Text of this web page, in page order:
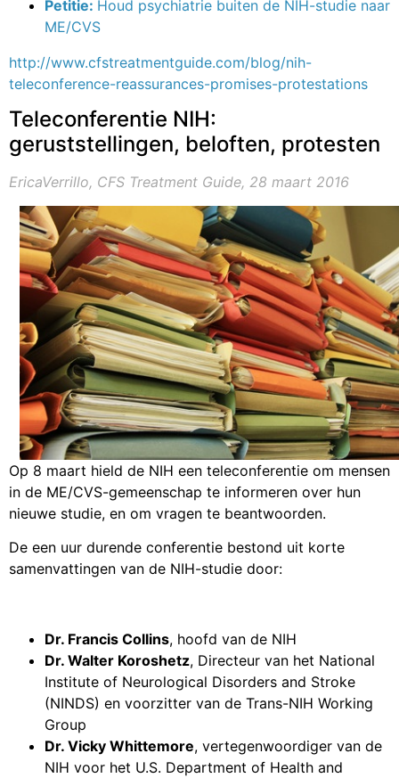
Petitie: Houd psychiatrie buiten de NIH-studie naar
ME/CVS
http://www.cfstreatmentguide.com/blog/nih-
teleconference-reassurances-promises-protestations
Teleconferentie NIH:
geruststellingen, beloften, protesten
EricaVerrillo, CFS Treatment Guide, 28 maart 2016
Op 8 maart hield de NIH een teleconferentie om mensen
in de ME/CVS-gemeenschap te informeren over hun
nieuwe studie, en om vragen te beantwoorden.
De een uur durende conferentie bestond uit korte
samenvattingen van de NIH-studie door:
Dr. Francis Collins, hoofd van de NIH
Dr. Walter Koroshetz, Directeur van het National
Institute of Neurological Disorders and Stroke
(NINDS) en voorzitter van de Trans-NIH Working
Group
Dr. Vicky Whittemore, vertegenwoordiger van de
NIH voor het U.S. Department of Health and